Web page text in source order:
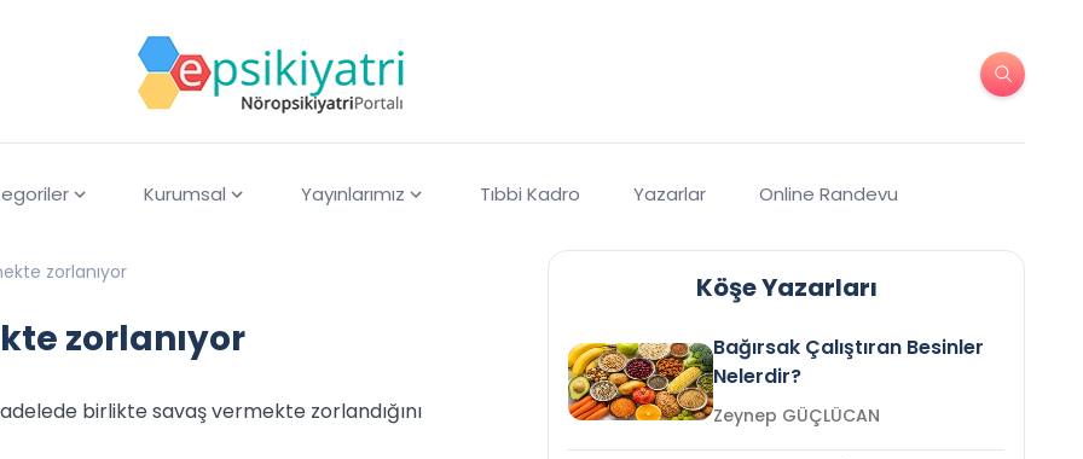
Kurumsal Yayınlarımız Tıbbi Kadro Yazarlar Online Randevu
zorlanıyor
zorlanıyor
birlikte savaş vermekte zorlandığını
Köşe Yazarları
Bağırsak Çalıştıran Besinler
Nelerdir?
Zeynep GÜÇLÜCAN